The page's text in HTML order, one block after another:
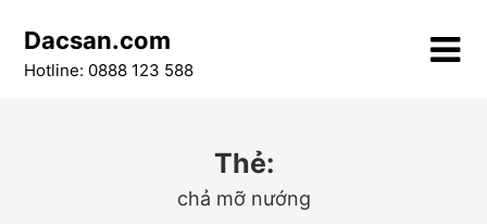
content
Dacsan.com
Hotline: 0888 123 588
Thẻ:
chả mỡ nướng